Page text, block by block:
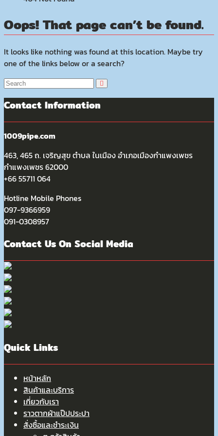
Oops! That page can’t be found.
It looks like nothing was found at this location. Maybe try
one of the links below or a search?
Contact Information
1009pipe.com
463, 465 ถ. เจริญสุข ตำบล ในเมือง อำเภอเมืองกำแพงเพชร
กำแพงเพชร 62000
+66 55711 064
Hotline Mobile Phones
097-9366959
091-0308957
Contact Us On Social Media
Quick Links
หน้าหลัก
สินค้าและบริการ
เกี่ยวกับเรา
ราวตากผ้าแป๊ปประปา
สั่งซื้อและชำระเงิน